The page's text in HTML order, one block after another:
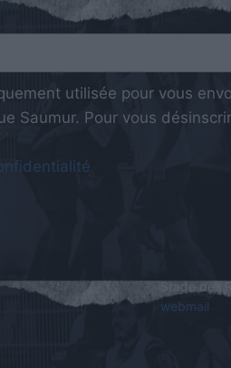
utilisée pour vous
Saumur. Pour vous
Stade des
webmail